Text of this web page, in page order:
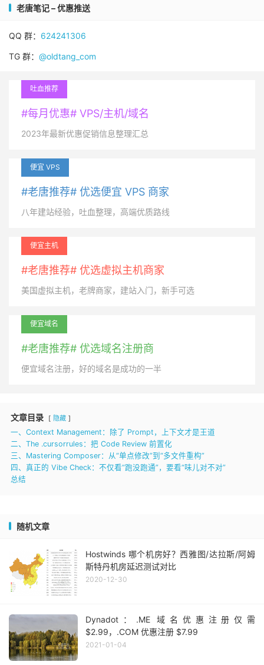
老唐笔记 – 优惠推送
QQ 群： 624241306
TG 群： @oldtang_com
吐血推荐
#每月优惠# VPS/主机/域名
2023年最新优惠促销信息整理汇总
便宜 VPS
#老唐推荐# 优选便宜 VPS 商家
八年建站经验，吐血整理，高端优质路线
便宜主机
#老唐推荐# 优选虚拟主机商家
美国虚拟主机，老牌商家，建站入门，新手可选
便宜域名
#老唐推荐# 优选域名注册商
便宜域名注册，好的域名是成功的一半
文章目录 隐藏
一、Context Management：除了 Prompt，上下文才是王道
二、The .cursorrules：把 Code Review 前置化
三、Mastering Composer：从“单点修改”到“多文件重构”
四、真正的 Vibe Check：不仅看“跑没跑通”，要看“味儿对不对”
总结
随机文章
Hostwinds 哪个机房好？西雅图/达拉斯/阿姆
斯特丹机房延迟测试对比
2020-12-30
Dynadot：.ME 域名优惠注册仅需
$2.99，.COM 优惠注册 $7.99
2021-01-04